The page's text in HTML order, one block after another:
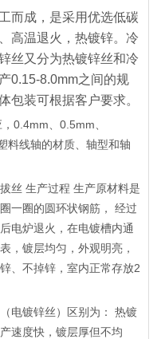
而成，是采用优选低碳
高温退火，热镀锌。冷
丝又分为热镀锌丝和冷
0.15-8.0mm之间的规
包装可根据客户要求。
0.4mm、0.5mm、
料线轴的材质、轴型和轴
丝 生产过程 生产原材料是
一圈的圆环状钢筋， 经过
电炉退火，在电镀槽内通
，镀层均匀，外观明亮，
、不掉锌，室内正常存放2
电镀锌丝）区别为： 热镀
速度快，镀层厚但不均